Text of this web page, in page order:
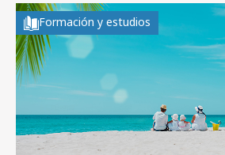
Formación y estudios